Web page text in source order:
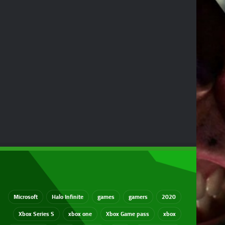
2020
gamers
games
Halo Infinite
Microsoft
xbox
Xbox Game pass
xbox one
Xbox Series S